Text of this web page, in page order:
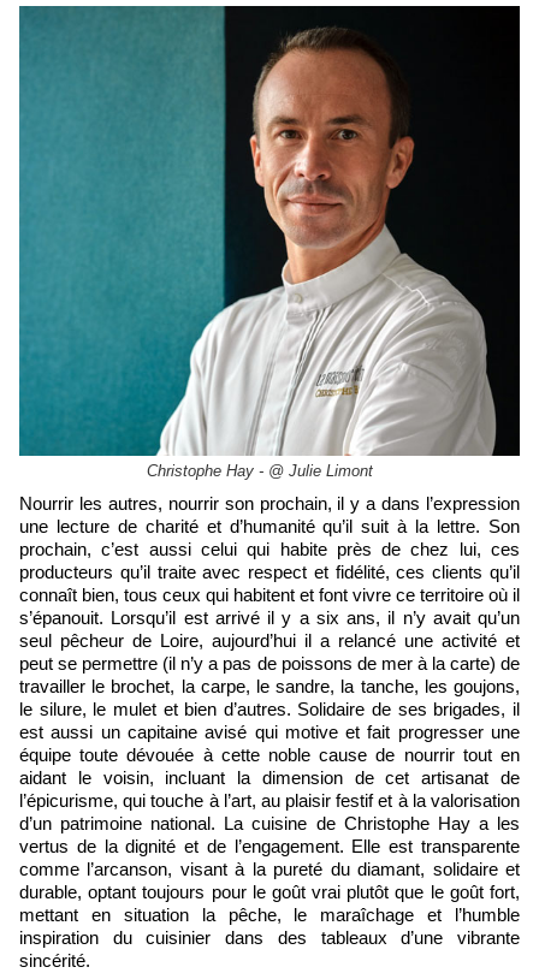
Christophe Hay - @ Julie Limont
Nourrir les autres, nourrir son prochain, il y a dans l’expression
une lecture de charité et d’humanité qu’il suit à la lettre. Son
prochain, c’est aussi celui qui habite près de chez lui, ces
producteurs qu’il traite avec respect et fidélité, ces clients qu’il
connaît bien, tous ceux qui habitent et font vivre ce territoire où il
s’épanouit. Lorsqu’il est arrivé il y a six ans, il n’y avait qu’un
seul pêcheur de Loire, aujourd’hui il a relancé une activité et
peut se permettre (il n’y a pas de poissons de mer à la carte) de
travailler le brochet, la carpe, le sandre, la tanche, les goujons,
le silure, le mulet et bien d’autres. Solidaire de ses brigades, il
est aussi un capitaine avisé qui motive et fait progresser une
équipe toute dévouée à cette noble cause de nourrir tout en
aidant le voisin, incluant la dimension de cet artisanat de
l’épicurisme, qui touche à l’art, au plaisir festif et à la valorisation
d’un patrimoine national. La cuisine de Christophe Hay a les
vertus de la dignité et de l’engagement. Elle est transparente
comme l’arcanson, visant à la pureté du diamant, solidaire et
durable, optant toujours pour le goût vrai plutôt que le goût fort,
mettant en situation la pêche, le maraîchage et l’humble
inspiration du cuisinier dans des tableaux d’une vibrante
sincérité.